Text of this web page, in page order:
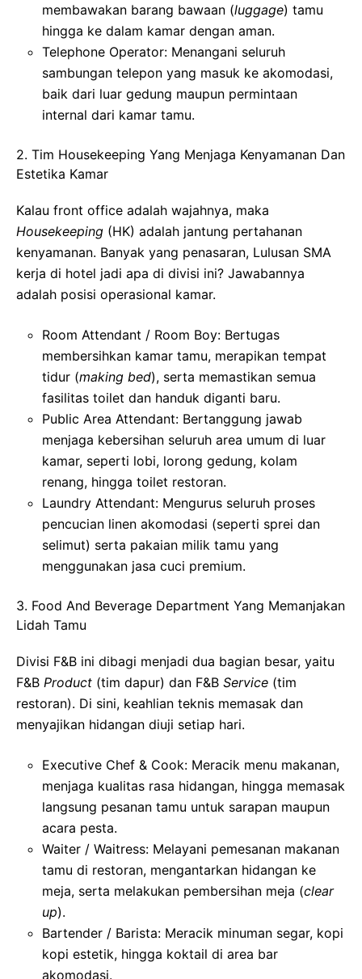
membawakan barang bawaan (luggage) tamu
hingga ke dalam kamar dengan aman.
Telephone Operator: Menangani seluruh
sambungan telepon yang masuk ke akomodasi,
baik dari luar gedung maupun permintaan
internal dari kamar tamu.
2. Tim Housekeeping Yang Menjaga Kenyamanan Dan
Estetika Kamar
Kalau front office adalah wajahnya, maka
Housekeeping (HK) adalah jantung pertahanan
kenyamanan. Banyak yang penasaran, Lulusan SMA
kerja di hotel jadi apa di divisi ini? Jawabannya
adalah posisi operasional kamar.
Room Attendant / Room Boy: Bertugas
membersihkan kamar tamu, merapikan tempat
tidur (making bed), serta memastikan semua
fasilitas toilet dan handuk diganti baru.
Public Area Attendant: Bertanggung jawab
menjaga kebersihan seluruh area umum di luar
kamar, seperti lobi, lorong gedung, kolam
renang, hingga toilet restoran.
Laundry Attendant: Mengurus seluruh proses
pencucian linen akomodasi (seperti sprei dan
selimut) serta pakaian milik tamu yang
menggunakan jasa cuci premium.
3. Food And Beverage Department Yang Memanjakan
Lidah Tamu
Divisi F&B ini dibagi menjadi dua bagian besar, yaitu
F&B Product (tim dapur) dan F&B Service (tim
restoran). Di sini, keahlian teknis memasak dan
menyajikan hidangan diuji setiap hari.
Executive Chef & Cook: Meracik menu makanan,
menjaga kualitas rasa hidangan, hingga memasak
langsung pesanan tamu untuk sarapan maupun
acara pesta.
Waiter / Waitress: Melayani pemesanan makanan
tamu di restoran, mengantarkan hidangan ke
meja, serta melakukan pembersihan meja (clear
up).
Bartender / Barista: Meracik minuman segar, kopi
kopi estetik, hingga koktail di area bar
akomodasi.